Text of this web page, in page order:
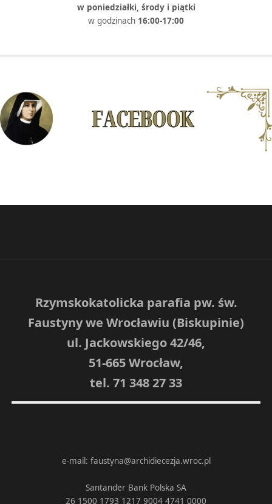
w poniedziałki, środy i piątki
w godzinach 16:00-17:00
Rzymskokatolicka parafia pw. św.
Faustyny we Wrocławiu (Biskupinie)
ul. Jackowskiego 42/46,
51-665 Wrocław,
tel. 71 348 27 33
e-mail: faustyna@archidiecezja.wroc.pl
Santander Bank Polska SA
26 1500 1793 1217 9004 4741 0000